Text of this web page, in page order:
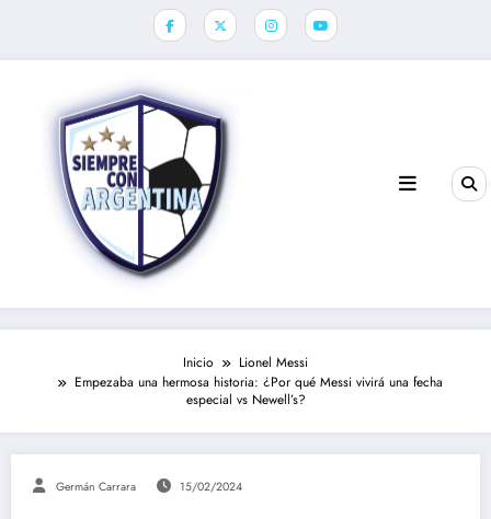
Inicio
Lionel Messi
Empezaba una hermosa historia: ¿Por qué Messi vivirá una fecha
especial vs Newell’s?
Germán Carrara 15/02/2024